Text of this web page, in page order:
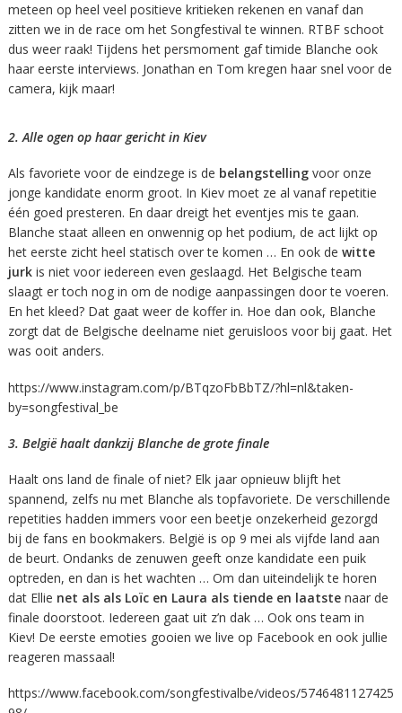
meteen op heel veel positieve kritieken rekenen en vanaf dan
zitten we in de race om het Songfestival te winnen. RTBF schoot
dus weer raak! Tijdens het persmoment gaf timide Blanche ook
haar eerste interviews. Jonathan en Tom kregen haar snel voor de
camera, kijk maar!
2. Alle ogen op haar gericht in Kiev
Als favoriete voor de eindzege is de belangstellingvoor onze
jonge kandidate enorm groot. In Kiev moet ze al vanaf repetitie
één goed presteren. En daar dreigt het eventjes mis te gaan.
Blanche staat alleen en onwennig op het podium, de act lijkt op
het eerste zicht heel statisch over te komen … En ook de witte
jurkis niet voor iedereen even geslaagd. Het Belgische team
slaagt er toch nog in om de nodige aanpassingen door te voeren.
En het kleed? Dat gaat weer de koffer in. Hoe dan ook, Blanche
zorgt dat de Belgische deelname niet geruisloos voor bij gaat. Het
was ooit anders.
https://www.instagram.com/p/BTqzoFbBbTZ/?hl=nl&taken-
by=songfestival_be
3. België haalt dankzij Blanche de grote finale
Haalt ons land de finale of niet? Elk jaar opnieuw blijft het
spannend, zelfs nu met Blanche als topfavoriete. De verschillende
repetities hadden immers voor een beetje onzekerheid gezorgd
bij de fans en bookmakers. België is op 9 mei als vijfde land aan
de beurt. Ondanks de zenuwen geeft onze kandidate een puik
optreden, en dan is het wachten … Om dan uiteindelijk te horen
dat Ellie net als als Loïc en Laura als tiende en laatstenaar de
finale doorstoot. Iedereen gaat uit z’n dak … Ook ons team in
Kiev! De eerste emoties gooien we live op Facebook en ook jullie
reageren massaal!
https://www.facebook.com/songfestivalbe/videos/5746481127425